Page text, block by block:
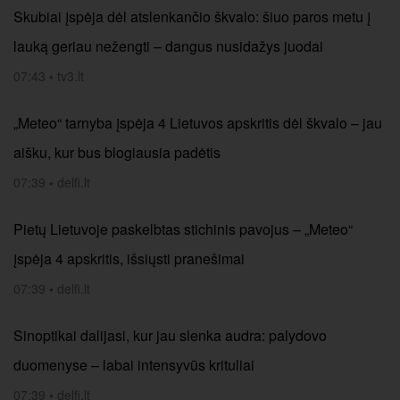
Skubiai įspėja dėl atslenkančio škvalo: šiuo paros metu į
lauką geriau nežengti – dangus nusidažys juodai
07:43 • tv3.lt
„Meteo“ tarnyba įspėja 4 Lietuvos apskritis dėl škvalo – jau
aišku, kur bus blogiausia padėtis
07:39 • delfi.lt
Pietų Lietuvoje paskelbtas stichinis pavojus – „Meteo“
įspėja 4 apskritis, išsiųsti pranešimai
07:39 • delfi.lt
Sinoptikai dalijasi, kur jau slenka audra: palydovo
duomenyse – labai intensyvūs krituliai
07:39 • delfi.lt